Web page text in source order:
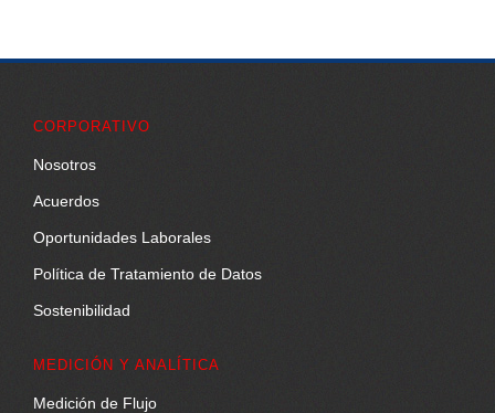
CORPORATIVO
Nosotros
Acuerdos
Oportunidades Laborales
Política de Tratamiento de Datos
Sostenibilidad
MEDICIÓN Y ANALÍTICA
Medición de Flujo